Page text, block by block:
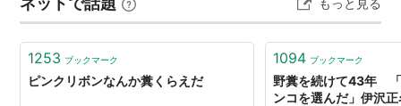
と、巣はあるもののツバメの姿はなし。どうやら今シ…
1253 ブックマーク
ピンクリボンなんか糞くらえだ
1094 ブックマーク
野糞を続けて43年
ンコを選んだ」伊沢